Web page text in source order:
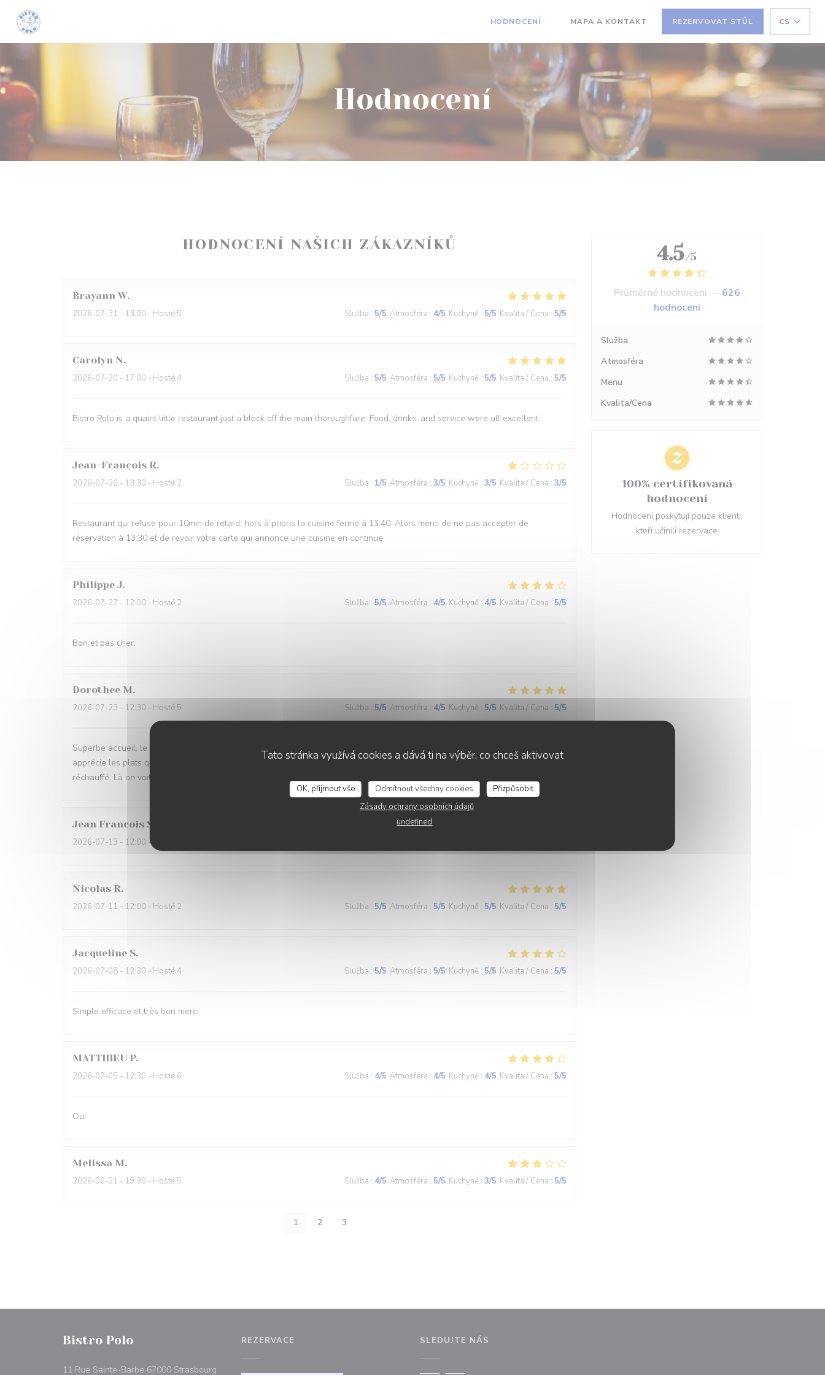
Panel pro správu cookies
Tato stránka využívá cookies a dává ti na výběr, co chceš aktivovat
OK, přijmout vše Odmítnout všechny cookies
Přizpůsobit
Zásady ochrany osobních údajů
undefined
HODNOCENÍ MAPA A KONTAKT REZERVOVAT STŮL CS
Hodnocení
HODNOCENÍ NAŠICH ZÁKAZNÍKŮ
Brayann W
2026-07-31 - 13:00 - Hosté 5 Služba : 5/5 Atmosféra : 4/5 Kuchyně : 5/5 Kvalita / Cena : 5/5
Carolyn N
2026-07-20 - 17:00 - Hosté 4 Služba : 5/5 Atmosféra : 5/5 Kuchyně : 5/5 Kvalita / Cena : 5/5
Bistro Polo is a quaint little restaurant just a block off the main thoroughfare. Food, drinks, and service were all excellent.
Jean-François R
2026-07-26 - 13:30 - Hosté 2 Služba : 1/5 Atmosféra : 3/5 Kuchyně : 3/5 Kvalita / Cena : 3/5
Restaurant qui refuse pour 10min de retard, hors à prioris la cuisine ferme à 13:40. Alors merci de ne pas accepter de
réservation à 13:30 et de revoir votre carte qui annonce une cuisine en continue
Philippe J
2026-07-27 - 12:00 - Hosté 2 Služba : 5/5 Atmosféra : 4/5 Kuchyně : 4/5 Kvalita / Cena : 5/5
Bon et pas cher.
Dorothee M
2026-07-23 - 12:30 - Hosté 5 Služba : 5/5 Atmosféra : 4/5 Kuchyně : 5/5 Kvalita / Cena : 5/5
Superbe accueil, le personnel est très sympathique et les repas sont très bons: du fait maison, copieux pour pas cher. On
apprécie les plats qui n arrivent pas à peine commandés comme dans certains restaurants de Strasbourg où c est du
réchauffé. Là on voit que ce sont des produits frais cuisinés. Je recommande les brochettesde poulet à la plancha..délicieuses
Jean Francois S
2026-07-13 - 12:00 - Hosté 3
Nicolas R
2026-07-11 - 12:00 - Hosté 2 Služba : 5/5 Atmosféra : 5/5 Kuchyně : 5/5 Kvalita / Cena : 5/5
Jacqueline S
2026-07-08 - 12:30 - Hosté 4 Služba : 5/5 Atmosféra : 5/5 Kuchyně : 5/5 Kvalita / Cena : 5/5
Simple efficace et très bon merci
MATTHIEU P
2026-07-05 - 12:30 - Hosté 6 Služba : 4/5 Atmosféra : 4/5 Kuchyně : 4/5 Kvalita / Cena : 5/5
Oui
Melissa M
2026-06-21 - 19:30 - Hosté 5 Služba : 4/5 Atmosféra : 5/5 Kuchyně : 3/5 Kvalita / Cena : 5/5
1 2 3
4.5 /5
Průměrné hodnocení — 626
hodnoceni
Služba
Atmosféra
Menu
Kvalita/Cena
100% certifikovaná
hodnocení
Hodnocení poskytují pouze klienti,
kteří učinili rezervace
Bistro Polo
11 Rue Sainte-Barbe 67000 Strasbourg
REZERVACE SLEDUJTE NÁS